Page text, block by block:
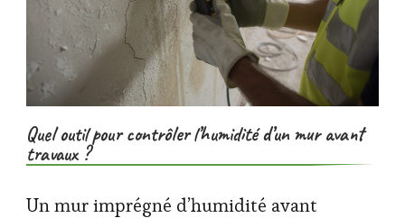
Quel outil pour contrôler l’humidité d’un mur avant
travaux ?
Un mur imprégné d’humidité avant